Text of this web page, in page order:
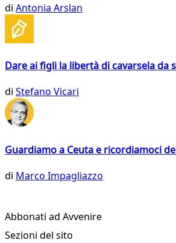
di Antonia Arslan
Dare ai figli la libertà di cavarsela da
di Stefano Vicari
Guardiamo a Ceuta e ricordiamoci
di Marco Impagliazzo
Abbonati ad Avvenire
Sezioni del sito